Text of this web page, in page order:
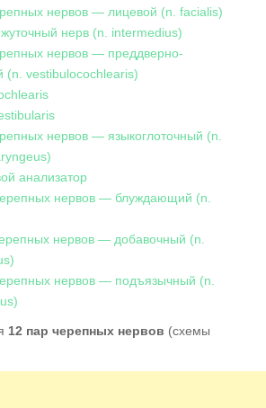
нервов — лицевой (n. facialis)
нерв (n. intermedius)
нервов — преддверно-
(n. vestibulocochlearis)
нервов — языкоглоточный (n.
анализатор
нервов — блуждающий (n.
нервов — добавочный (n.
нервов — подъязычный (n.
12 пар черепных нервов (схемы